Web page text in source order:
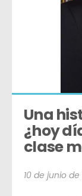
Una
¿hoy
clase
10 de junio de